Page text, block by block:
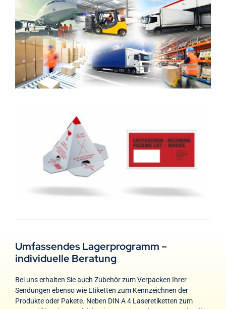
Umfassendes Lagerprogramm –
individuelle Beratung
Bei uns erhalten Sie auch Zubehör zum Verpacken Ihrer
Sendungen ebenso wie Etiketten zum Kennzeichnen der
Produkte oder Pakete. Neben DIN A 4 Laseretiketten zum